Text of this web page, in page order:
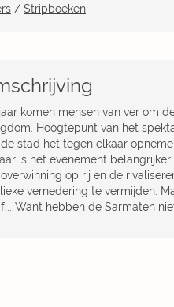
/ Stripboeken
komen mensen van ver om
Hoogtepunt van het
stad het tegen elkaar
is het evenement
op rij en de
vernedering te vermijden.
Want hebben de Sarmaten